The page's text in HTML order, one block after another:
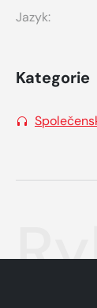
Jazyk:
Kategorie